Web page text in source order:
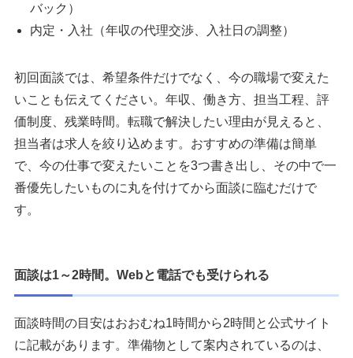
バック）
内定・入社（年収の代理交渉、入社日の調整）
初回面談では、希望条件だけでなく、今の職場で変えた
いことも伝えてください。年収、働き方、担当工程、評
価制度、残業時間。転職で解決したい理由が見えると、
担当者は求人を絞り込めます。おすすめの準備は簡単
で、今の仕事で変えたいことを3つ書き出し、その中で一
番優先したいものに丸を付けてから面談に臨むだけで
す。
面談は1～2時間。Webと電話でも受けられる
面談時間の目安はおおむね1時間から2時間と公式サイト
に記載があります。準備物として案内されているのは、